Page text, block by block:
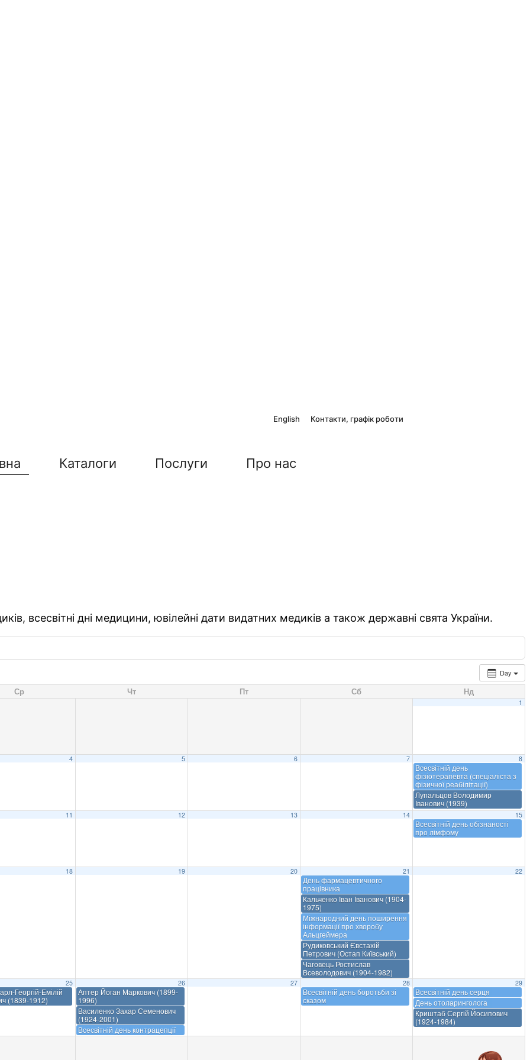
English Контакти, графік роботи
Каталоги Послуги Про нас
всесвітні дні медицини, ювілейні дати видатних медиків а також державні свята України.
Day
Ср Чт Пт Сб Нд
1
4 5 6 7 8
Всесвітній день
фізіотерапевта (спеціаліста з
фізичної реабілітації)
Лупальцов Володимир
Іванович (1939)
11 12 13 14 15
Всесвітній день обізнаності
про лімфому
18 19 20 21
День фармацевтичного
працівника
Кальченко Іван Іванович (1904-
1975)
Міжнародний день поширення
інформації про хворобу
Альцгеймера
Рудиковський Євстахій
Петрович (Остап Київський)
Чаговець Ростислав
Всеволодович (1904-1982)
22
25
Георгій-Емілій
(1839-1912)
26
Аптер Йоган Маркович (1899-
1996)
Василенко Захар Семенович
(1924-2001)
Всесвітній день контрацепції
27 28
Всесвітній день боротьби зі
сказом
29
Всесвітній день серця
День отоларинголога
Криштаб Сергій Йосипович
(1924-1984)